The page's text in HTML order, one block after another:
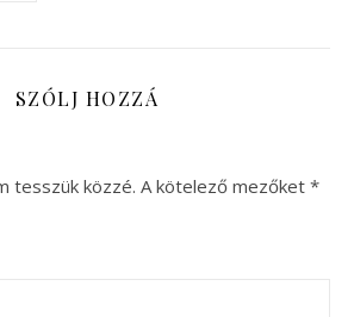
SZÓLJ HOZZÁ
tesszük közzé. A kötelező mezőket *